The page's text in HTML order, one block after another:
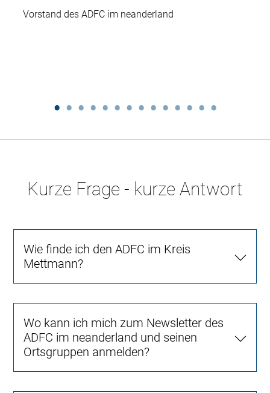
Vorstand des ADFC im neanderland
Kurze Frage - kurze Antwort
Wie finde ich den ADFC im Kreis
Mettmann?
Wo kann ich mich zum Newsletter des
ADFC im neanderland und seinen
Ortsgruppen anmelden?